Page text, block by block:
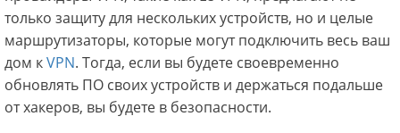
только защиту для нескольких устройств, но и целые
маршрутизаторы, которые могут подключить весь ваш
дом кVPN. Тогда, если вы будете своевременно
обновлять ПО своих устройств и держаться подальше
от хакеров, вы будете в безопасности.